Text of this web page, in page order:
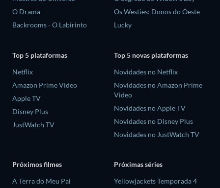
O Drama
Backrooms - O Labirinto
Os Westies: Donos do Oeste
Lucky
Top 5 plataformas
Netflix
Amazon Prime Video
Apple TV
Disney Plus
JustWatch TV
Top 5 novas plataformas
Novidades no Netflix
Novidades no Amazon Prime
Video
Novidades no Apple TV
Novidades no Disney Plus
Novidades no JustWatch TV
Próximos filmes
A Terra do Meu Pai
Próximas séries
Yellowjackets Temporada 4